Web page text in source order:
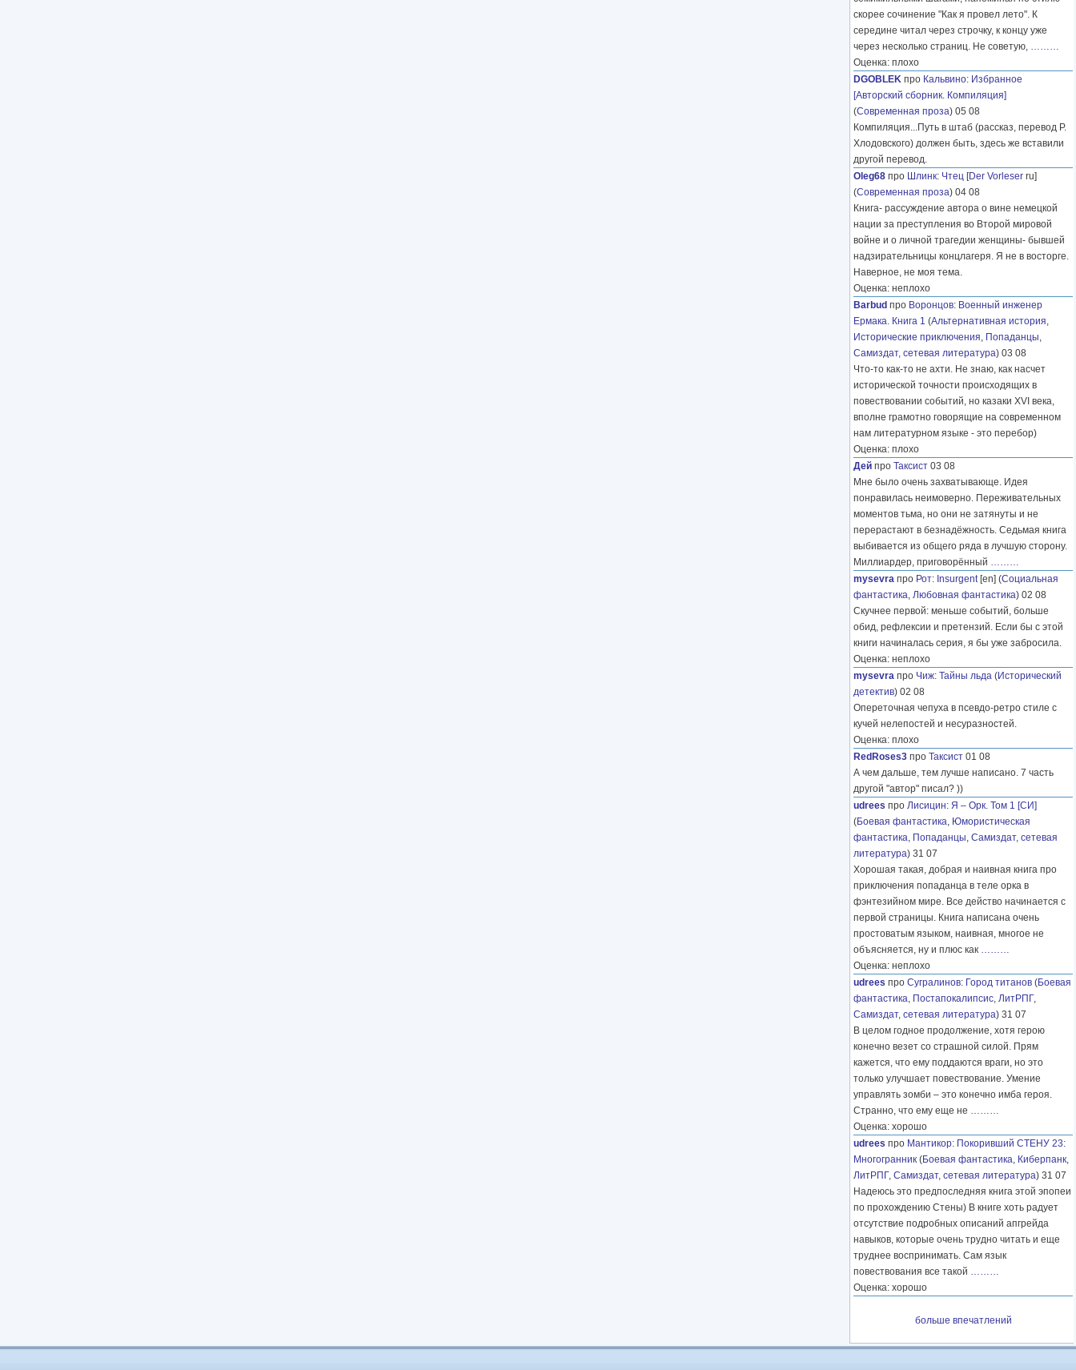
скорее сочинение "Как я провел лето". К
середине читал через строчку, к концу уже
через несколько страниц. Не советую, ………
Оценка: плохо
DGOBLEK про Кальвино: Избранное
[Авторский сборник. Компиляция]
(Современная проза) 05 08
Компиляция...Путь в штаб (рассказ, перевод Р.
Хлодовского) должен быть, здесь же вставили
другой перевод.
Oleg68 про Шлинк: Чтец [Der Vorleser ru]
(Современная проза) 04 08
Книга- рассуждение автора о вине немецкой
нации за преступления во Второй мировой
войне и о личной трагедии женщины- бывшей
надзирательницы концлагеря. Я не в восторге.
Наверное, не моя тема.
Оценка: неплохо
Barbud про Воронцов: Военный инженер
Ермака. Книга 1 (Альтернативная история,
Исторические приключения, Попаданцы,
Самиздат, сетевая литература) 03 08
Что-то как-то не ахти. Не знаю, как насчет
исторической точности происходящих в
повествовании событий, но казаки XVI века,
вполне грамотно говорящие на современном
нам литературном языке - это перебор)
Оценка: плохо
Дей про Таксист 03 08
Мне было очень захватывающе. Идея
понравилась неимоверно. Переживательных
моментов тьма, но они не затянуты и не
перерастают в безнадёжность. Седьмая книга
выбивается из общего ряда в лучшую сторону.
Миллиардер, приговорённый ………
mysevra про Рот: Insurgent[en] (Социальная
фантастика, Любовная фантастика) 02 08
Скучнее первой: меньше событий, больше
обид, рефлексии и претензий. Если бы с этой
книги начиналась серия, я бы уже забросила.
Оценка: неплохо
mysevra про Чиж: Тайны льда (Исторический
детектив) 02 08
Опереточная чепуха в псевдо-ретро стиле с
кучей нелепостей и несуразностей.
Оценка: плохо
RedRoses3 про Таксист 01 08
А чем дальше, тем лучше написано. 7 часть
другой "автор" писал? ))
udrees про Лисицин: Я – Орк. Том 1 [СИ]
(Боевая фантастика, Юмористическая
фантастика, Попаданцы, Самиздат, сетевая
литература) 31 07
Хорошая такая, добрая и наивная книга про
приключения попаданца в теле орка в
фэнтезийном мире. Все действо начинается с
первой страницы. Книга написана очень
простоватым языком, наивная, многое не
объясняется, ну и плюс как ………
Оценка: неплохо
udrees про Сугралинов: Город титанов (Боевая
фантастика, Постапокалипсис, ЛитРПГ,
Самиздат, сетевая литература) 31 07
В целом годное продолжение, хотя герою
конечно везет со страшной силой. Прям
кажется, что ему поддаются враги, но это
только улучшает повествование. Умение
управлять зомби – это конечно имба героя.
Странно, что ему еще не ………
Оценка: хорошо
udrees про Мантикор: Покоривший СТЕНУ 23:
Многогранник (Боевая фантастика, Киберпанк,
ЛитРПГ, Самиздат, сетевая литература) 31 07
Надеюсь это предпоследняя книга этой эпопеи
по прохождению Стены) В книге хоть радует
отсутствие подробных описаний апгрейда
навыков, которые очень трудно читать и еще
труднее воспринимать. Сам язык
повествования все такой ………
Оценка: хорошо
больше впечатлений